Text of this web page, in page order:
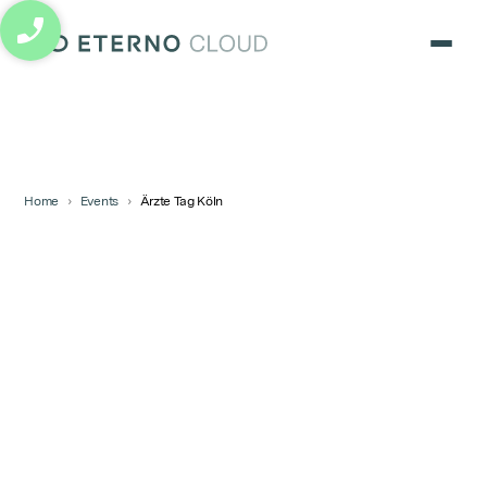
eterno cloud logo
Home Events Ärzte Tag Köln